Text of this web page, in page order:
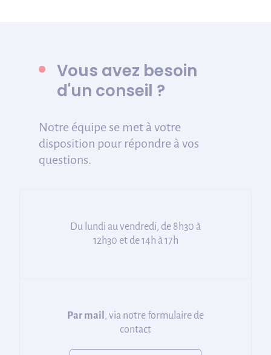
Vous avez besoin
d'un conseil ?
Notre équipe se met à votre
disposition pour répondre à vos
questions.
Du lundi au vendredi, de 8h30 à
12h30 et de 14h à 17h
Par mail , via notre formulaire de
contact